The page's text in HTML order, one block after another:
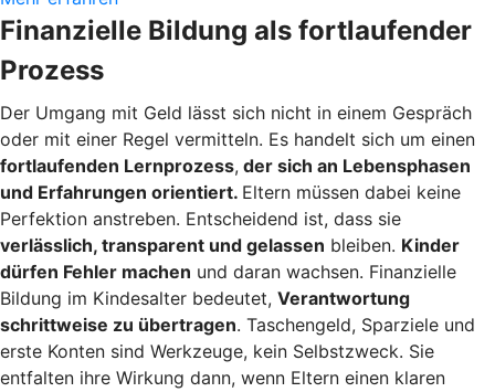
Finanzielle Bildung als fortlaufender
Prozess
Der Umgang mit Geld lässt sich nicht in einem Gespräch
oder mit einer Regel vermitteln. Es handelt sich um einen
fortlaufenden Lernprozess, der sich an Lebensphasen
und Erfahrungen orientiert. Eltern müssen dabei keine
Perfektion anstreben. Entscheidend ist, dass sie
verlässlich, transparent und gelassen bleiben. Kinder
dürfen Fehler machen und daran wachsen. Finanzielle
Bildung im Kindesalter bedeutet, Verantwortung
schrittweise zu übertragen. Taschengeld, Sparziele und
erste Konten sind Werkzeuge, kein Selbstzweck. Sie
entfalten ihre Wirkung dann, wenn Eltern einen klaren